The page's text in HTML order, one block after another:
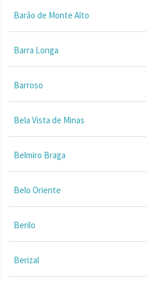
Barão de Monte Alto
Barra Longa
Barroso
Bela Vista de Minas
Belmiro Braga
Belo Oriente
Berilo
Berizal